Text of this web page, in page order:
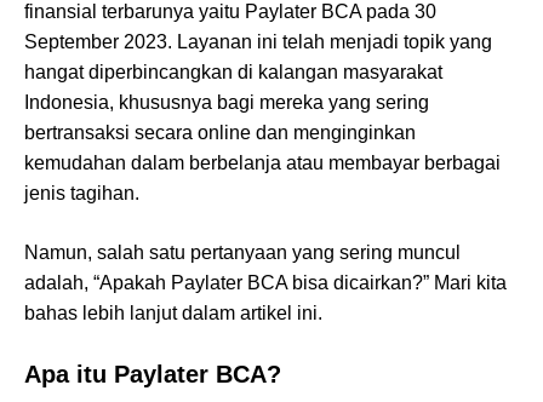
finansial terbarunya yaitu Paylater BCA pada 30
September 2023. Layanan ini telah menjadi topik yang
hangat diperbincangkan di kalangan masyarakat
Indonesia, khususnya bagi mereka yang sering
bertransaksi secara online dan menginginkan
kemudahan dalam berbelanja atau membayar berbagai
jenis tagihan.
Namun, salah satu pertanyaan yang sering muncul
adalah, “Apakah Paylater BCA bisa dicairkan?” Mari kita
bahas lebih lanjut dalam artikel ini.
Apa itu Paylater BCA?